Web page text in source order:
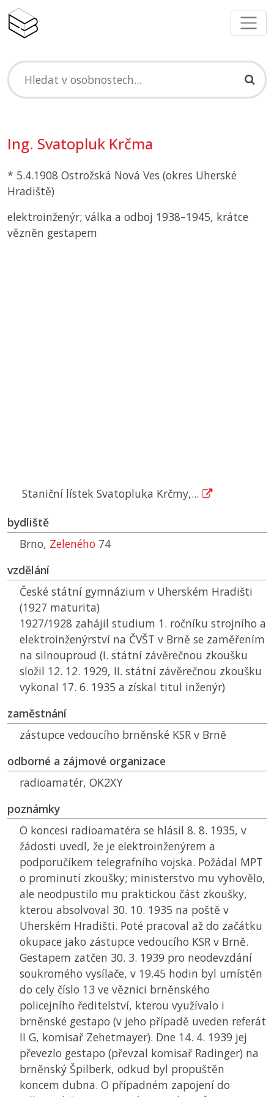
Ing. Svatopluk Krčma
* 5.4.1908 Ostrožská Nová Ves (okres Uherské
Hradiště)
elektroinženýr; válka a odboj 1938–1945, krátce
vězněn gestapem
Staniční lístek Svatopluka Krčmy,...
bydliště
Brno, Zeleného 74
vzdělání
České státní gymnázium v Uherském Hradišti
(1927 maturita)
1927/1928 zahájil studium 1. ročníku strojního a
elektroinženýrství na ČVŠT v Brně se zaměřením
na silnouproud (I. státní závěrečnou zkoušku
složil 12. 12. 1929, II. státní závěrečnou zkoušku
vykonal 17. 6. 1935 a získal titul inženýr)
zaměstnání
zástupce vedoucího brněnské KSR v Brně
odborné a zájmové organizace
radioamatér, OK2XY
poznámky
O koncesi radioamatéra se hlásil 8. 8. 1935, v
žádosti uvedl, že je elektroinženýrem a
podporučíkem telegrafního vojska. Požádal MPT
o prominutí zkoušky; ministerstvo mu vyhovělo,
ale neodpustilo mu praktickou část zkoušky,
kterou absolvoval 30. 10. 1935 na poště v
Uherském Hradišti. Poté pracoval až do začátku
okupace jako zástupce vedoucího KSR v Brně.
Gestapem zatčen 30. 3. 1939 pro neodevzdání
soukromého vysílače, v 19.45 hodin byl umístěn
do cely číslo 13 ve věznici brněnského
policejního ředitelství, kterou využívalo i
brněnské gestapo (v jeho případě uveden referát
II G, komisař Zehetmayer). Dne 14. 4. 1939 jej
převezlo gestapo (převzal komisař Radinger) na
brněnský Špilberk, odkud byl propuštěn
koncem dubna. O případném zapojení do